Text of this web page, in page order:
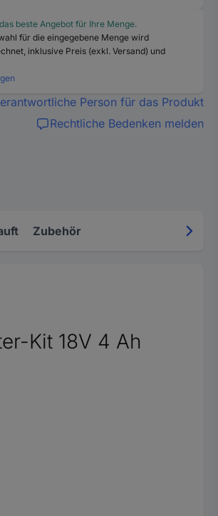
beste Angebot für Ihre Menge.
für die eingegebene Menge wird
inklusive Preis (exkl. Versand) und
Person für das Produkt
Rechtliche Bedenken melden
Zubehör
Kit 18V 4 Ah